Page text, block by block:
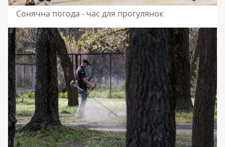
Сонячна погода - час для прогулянок